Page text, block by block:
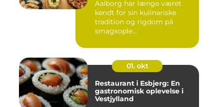
Aalborg har længe været
kendt for sin kulinariske
tradition og rigdom på
smagsople...
01. okt
Restaurant i Esbjerg: En
gastronomisk oplevelse i
Vestjylland